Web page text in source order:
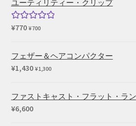
ユーティリティー・クリップ
5段階中
¥770 ¥700
フェザー＆ヘアコンパクター
¥1,430 ¥1,300
ファストキャスト・フラット・ラ
¥6,600